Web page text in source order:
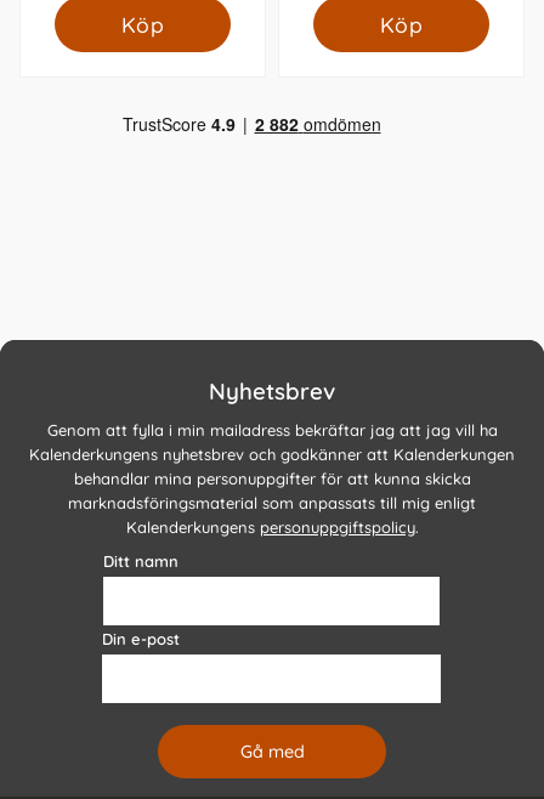
Köp Köp
Nyhetsbrev
Genom att fylla i min mailadress bekräftar jag att jag vill ha
Kalenderkungens nyhetsbrev och godkänner att Kalenderkungen
behandlar mina personuppgifter för att kunna skicka
marknadsföringsmaterial som anpassats till mig enligt
Kalenderkungens personuppgiftspolicy.
Ditt namn
Din e-post